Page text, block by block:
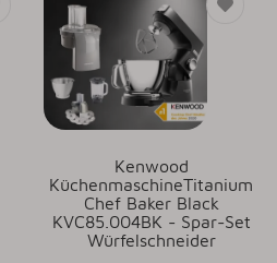
Kenwood
KüchenmaschineTitanium
Chef Baker Black
KVC85.004BK - Spar-Set
Würfelschneider